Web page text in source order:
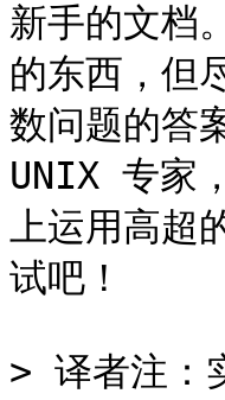
新手的文档
的东西，但
数问题的答
UNIX 专家
上运用高
试吧！
> 译者注：